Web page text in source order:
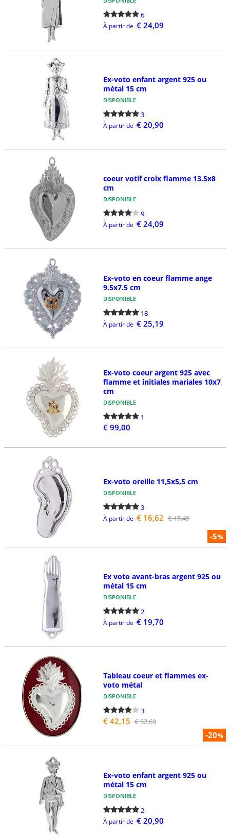
6
À partir de € 24,09
Ex-voto enfant argent 925 ou
métal 15 cm
DISPONIBLE
3
À partir de € 20,90
coeur votif croix flamme 13.5x8
cm
DISPONIBLE
9
À partir de € 24,09
Ex-voto en coeur flamme ange
9.5x7.5 cm
DISPONIBLE
18
À partir de € 25,19
Ex-voto coeur argent 925 avec
flamme et initiales mariales 10x7
cm
DISPONIBLE
1
€ 99,00
-5%
Ex-voto oreille 11,5x5,5 cm
DISPONIBLE
3
À partir de € 16,62 € 17,49
Ex voto avant-bras argent 925 ou
métal 15 cm
DISPONIBLE
2
À partir de € 19,70
-20%
Tableau coeur et flammes ex-
voto métal
DISPONIBLE
3
€ 42,15 € 52,69
Ex-voto enfant argent 925 ou
métal 15 cm
DISPONIBLE
2
À partir de € 20,90